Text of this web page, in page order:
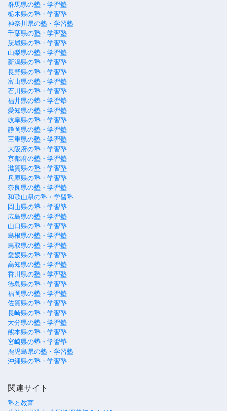
群馬県の塾・学習塾
栃木県の塾・学習塾
神奈川県の塾・学習塾
千葉県の塾・学習塾
茨城県の塾・学習塾
山梨県の塾・学習塾
新潟県の塾・学習塾
長野県の塾・学習塾
富山県の塾・学習塾
石川県の塾・学習塾
福井県の塾・学習塾
愛知県の塾・学習塾
岐阜県の塾・学習塾
静岡県の塾・学習塾
三重県の塾・学習塾
大阪府の塾・学習塾
京都府の塾・学習塾
滋賀県の塾・学習塾
兵庫県の塾・学習塾
奈良県の塾・学習塾
和歌山県の塾・学習塾
岡山県の塾・学習塾
広島県の塾・学習塾
山口県の塾・学習塾
島根県の塾・学習塾
鳥取県の塾・学習塾
愛媛県の塾・学習塾
高知県の塾・学習塾
香川県の塾・学習塾
徳島県の塾・学習塾
福岡県の塾・学習塾
佐賀県の塾・学習塾
長崎県の塾・学習塾
大分県の塾・学習塾
熊本県の塾・学習塾
宮崎県の塾・学習塾
鹿児島県の塾・学習塾
沖縄県の塾・学習塾
関連サイト
塾と教育